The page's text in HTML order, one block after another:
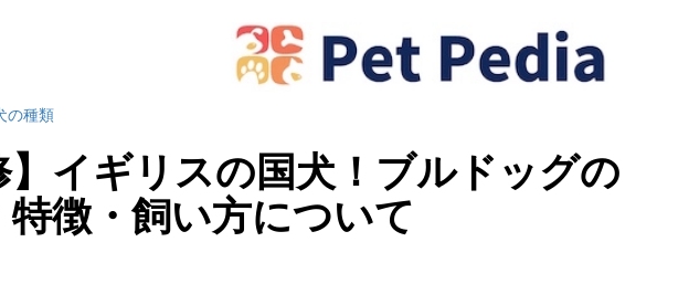
の種類
】イギリスの国犬！ブルドッグの
徴・飼い方について